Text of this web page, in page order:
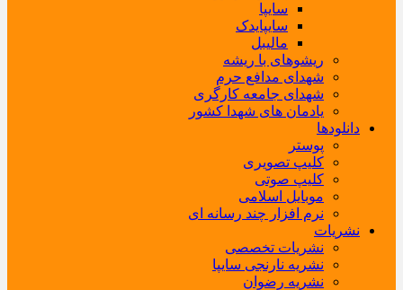
سایپا
سایپایدک
مالیبل
ریشوهای با ریشه
شهدای مدافع حرم
شهدای جامعه کارگری
یادمان های شهدا کشور
دانلودها
پوستر
کلیپ تصویری
کلیپ صوتی
موبایل اسلامی
نرم افزار چند رسانه ای
نشریات
نشریات تخصصی
نشریه نارنجی سایپا
نشریه رضوان